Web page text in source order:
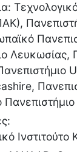
Λευκωσίας,
Ινστιτούτο